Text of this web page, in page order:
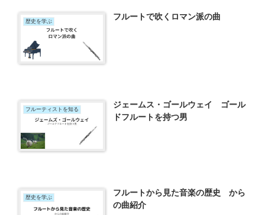
歴史を学ぶ フルートで吹くロマン派の曲
フルーティストを知る
ジェームス・ゴールウェイ ゴール
ドフルートを持つ男
歴史を学ぶ
フルートから見た音楽の歴史 から
の曲紹介